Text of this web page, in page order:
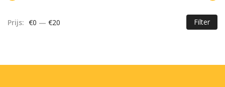
Filter
Prijs: €0 — €20